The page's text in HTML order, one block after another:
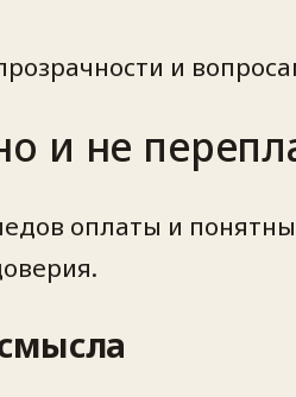
и
и не
оплаты и